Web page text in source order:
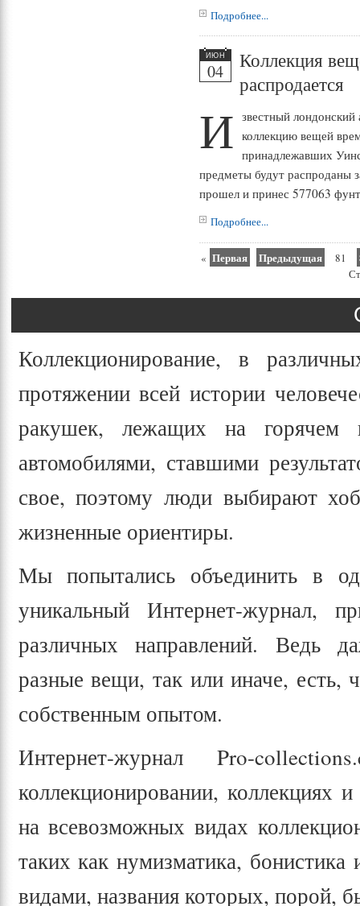
Подробнее...
ИЮН
04
Коллекция
распродается
И звестный
коллекцию вещей
принадлежавших
предметы будут распроданы
прошел и принес 577063
Подробнее...
« Первая Предыдущая 81
Коллекционирование, в
протяжении всей истории
ракушек, лежащих на горячем
автомобилями, ставшими
свое, поэтому люди выбирают
жизненные ориентиры.
Мы попытались объединить в
уникальный Интернет-журнал,
различных направлений. Ведь
разные вещи, так или иначе, есть,
собственным опытом.
Интернет-журнал Pro-
коллекционировании, коллекциях
на всевозможных видах
таких как нумизматика,
видами, названия которых, порой,